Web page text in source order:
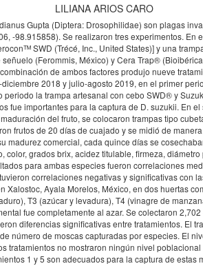
LILIANA ARIOS CARO
Gupta (Diptera: Drosophilidae) son plagas
-98.915858). Se realizaron tres experimentos. En
SWD (Trécé, Inc., United States)] y una
(Ferommis, México) y Cera Trap®
de ambos factores produjo nueve
2018 y julio-agosto 2019, en el primer
la trampa artesanal con cebo SWD® y
fue importantes para la captura de D. suzukii. En
del fruto, se colocaron trampas tipo
frutos de 20 días de cuajado y se midió de
madurez comercial, cada quince días se
grados brix, acidez titulable, firmeza,
para ambas especies fueron correlaciones
correlaciones negativas y significativas con
Xalostoc, Ayala Morelos, México, en dos huertas
T3 (azúcar y levadura), T4 (vinagre de
fue completamente al azar. Se colectaron
diferencias significativas entre tratamientos. El
número de moscas capturadas por especies. El
tratamientos no mostraron ningún nivel
1 y 5 son adecuados para la captura de estas